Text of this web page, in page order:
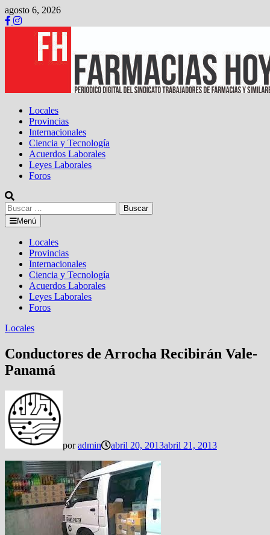
Saltar
al
contenido
agosto 6, 2026
Locales
Provincias
Internacionales
Ciencia y Tecnología
Acuerdos Laborales
Leyes Laborales
Foros
Buscar:
Menú
Locales
Provincias
Internacionales
Ciencia y Tecnología
Acuerdos Laborales
Leyes Laborales
Foros
Locales
Conductores de Arrocha Recibirán Vale-
Panamá
poradmin abril 20, 2013abril 21, 2013